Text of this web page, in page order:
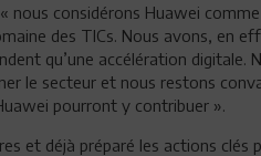
« nous considérons Huawei
des TICs. Nous avons, en
qu’une accélération digitale.
le secteur et nous restons
pourront y contribuer ».
et déjà préparé les actions clés